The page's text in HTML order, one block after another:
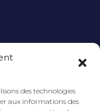
des technologies
aux informations des